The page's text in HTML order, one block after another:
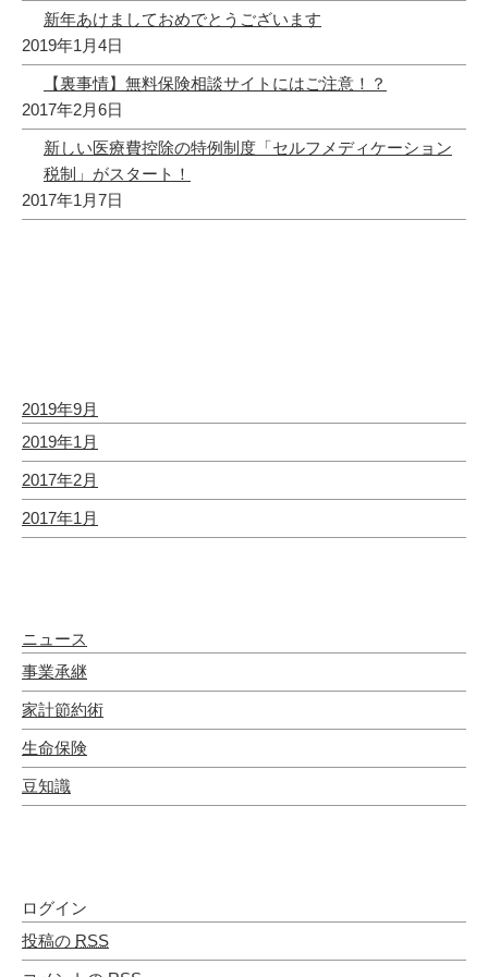
新年あけましておめでとうございます
2019年1月4日
【裏事情】無料保険相談サイトにはご注意！？
2017年2月6日
新しい医療費控除の特例制度「セルフメディケーション
税制」がスタート！
2017年1月7日
2019年9月
2019年1月
2017年2月
2017年1月
ニュース
事業承継
家計節約術
生命保険
豆知識
ログイン
投稿の RSS